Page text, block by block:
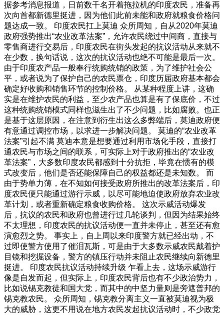
据参考消息报道，日前数千名开着拖拉机的印度农民，准备再
次向首都新德里挺进，因为他们此前未能和政府就粮食价格问
题达成一致。 印度农民扛上莫迪 众所周知，自从2020年莫迪
政府强势推出“农业改革法案”，允许农民绕过中间商，直接与
零售商进行交易后，印度农民在街头发起的抗议活动从来就不
在少数，换句话说，这次的抗议活动也绝不可能是最后一次。
由于印度农产品一般奉行统购统销的政策，为了维护社会公
平，或者说为了保护自己的农民票仓，印度历届政府基本都会
确定好收购和销售环节的控制价格。 从某种程度上讲，这确
实是在维护农民的利益，至少农产品也算是有了保底价，不过
这种统购统销模式同样也滋生出了不少问题，比如腐败。也正
是基于这层原因，在注意到衍生出这么多弊端后，莫迪政府便
有意通过调控市场，以求进一步解决问题。 莫迪的“农业改革
法案”引起不满 莫迪本意是想要通过利用市场化手段，直接打
通农民与市场之间的联系，可实际上对于政府推出的“农业改
革法案”，大多数印度农民都感到十分抗拒，毕竟在惯有的模
式改变后，他们是否还能保障自己的权益都还是未知数。 而
由于势单力薄，在不知如何接受政府所推出的改革法案后，印
度农民便只能通过游行示威，以尽可能地迫使政府放弃农业改
革计划，或者重新确定粮食收购价格。 这次示威活动爆发
后，抗议的农民和政府也曾进行过几轮谈判，但因为结果始终
不太理想，印度农民的抗议活动便一直并未停止，甚至还有愈
演愈烈之势。 事实上，自上周以来印度警方就已经出动，不
过即使警方使用了催泪瓦斯，可是由于大多数示威农民戴着护
目镜和挖掘设备，警方的镇压行动并未阻止农民继续向新德里
挺进。 印度农民抗议活动持续升级 乍看上去，这场示威游行
像是自发而起，但实际上，印度农民背后也有不少政治势力，
比如说锡克教徒和国大党，而其中的中坚力量则是旁遮普邦的
锡克教农民。 众所周知，锡克教分离主义一直被莫迪视为极
大的威胁，这更不用说在地方农民发起抗议活动时，不少政党